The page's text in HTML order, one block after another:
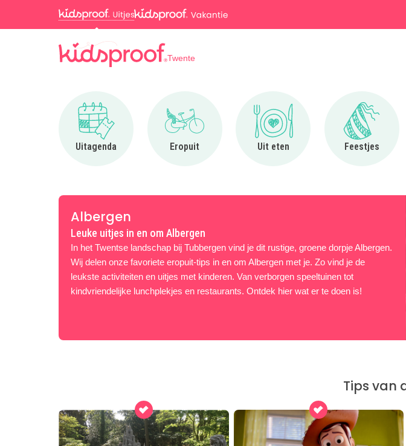
Twente
Uitagenda
Ga naar Uitagenda
Eropuit
Ga naar Eropuit
Uit eten
Ga naar Uit eten
Feestjes
Ga naar
Albergen
Leuke uitjes in en om Albergen
In het Twentse landschap bij Tubbergen vind je dit rustige, groene dorpje Albergen.
Wij delen onze favoriete eropuit-tips in en om Albergen met je. Zo vind je de
leukste activiteiten en uitjes met kinderen. Van verborgen speeltuinen tot
kindvriendelijke lunchplekjes en restaurants. Ontdek hier wat er te doen is!
Tips van